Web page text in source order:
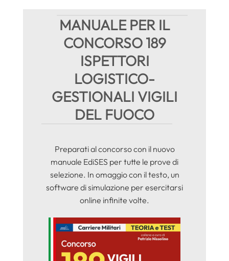
MANUALE PER IL
CONCORSO 189
ISPETTORI
LOGISTICO-
GESTIONALI VIGILI
DEL FUOCO
Preparati al concorso con il nuovo
manuale EdiSES per tutte le prove di
selezione. In omaggio con il testo, un
software di simulazione per esercitarsi
online infinite volte.